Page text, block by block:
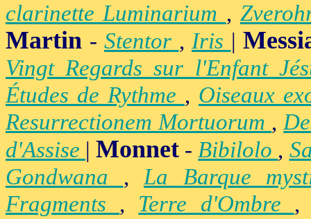
clarinette Luminarium ,
Martin - Stentor , Iris |
Vingt Regards sur l'Enfant
Études de Rythme , Oiseaux
Resurrectionem Mortuorum ,
d'Assise |Monnet -Bibilolo ,
Gondwana ,La Barque
Fragments , Terre d'Ombre